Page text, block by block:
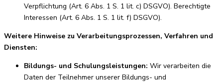
Verpflichtung (Art. 6 Abs. 1 S. 1 lit. c) DSGVO). Berechtigte
Interessen (Art. 6 Abs. 1 S. 1 lit. f) DSGVO).
Weitere Hinweise zu Verarbeitungsprozessen, Verfahren und
Diensten:
Bildungs- und Schulungsleistungen: Wir verarbeiten die
Daten der Teilnehmer unserer Bildungs- und